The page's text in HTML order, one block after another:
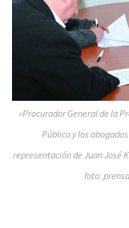
»Procurador General de la
Público y los
representación de Juan José
foto: